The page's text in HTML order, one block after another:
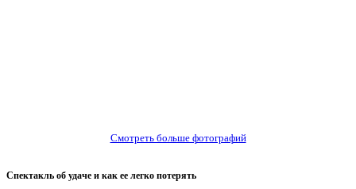
Смотреть больше фотографий
Спектакль об удаче и как ее легко потерять